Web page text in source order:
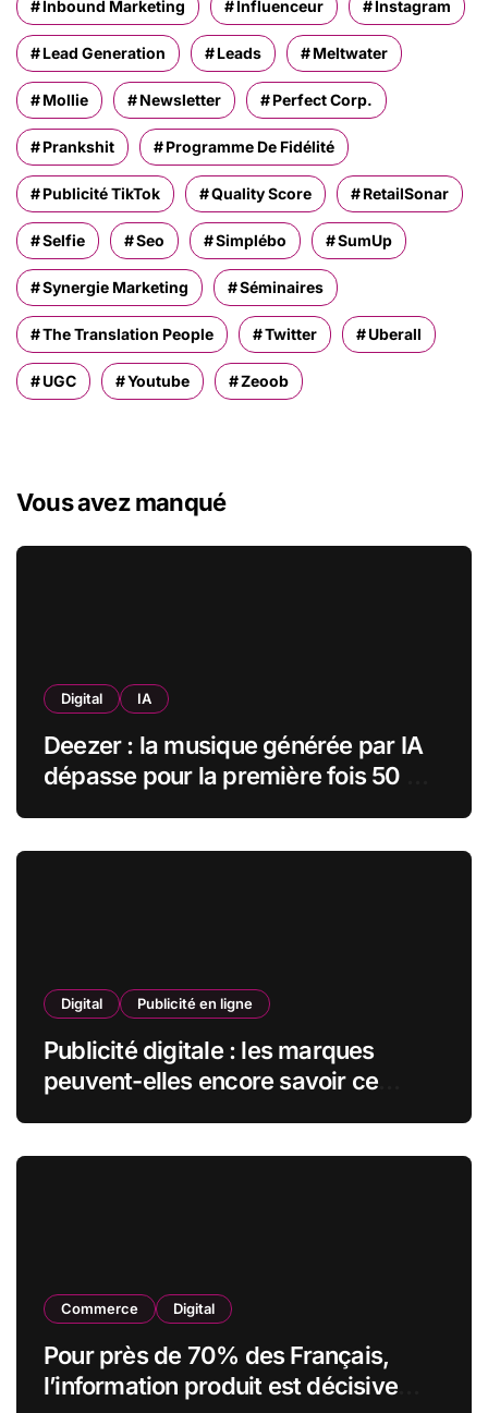
Inbound Marketing Influenceur Instagram
Lead Generation Leads Meltwater
Mollie Newsletter Perfect Corp.
Prankshit Programme De Fidélité
Publicité TikTok Quality Score RetailSonar
Selfie Seo Simplébo SumUp
Synergie Marketing Séminaires
The Translation People Twitter Uberall
UGC Youtube Zeoob
Vous avez manqué
Digital IA
Deezer : la musique générée par IA
dépasse pour la première fois 50 %
Digital Publicité en ligne
Publicité digitale : les marques
peuvent-elles encore savoir ce
Commerce Digital
Pour près de 70% des Français,
l’information produit est décisive